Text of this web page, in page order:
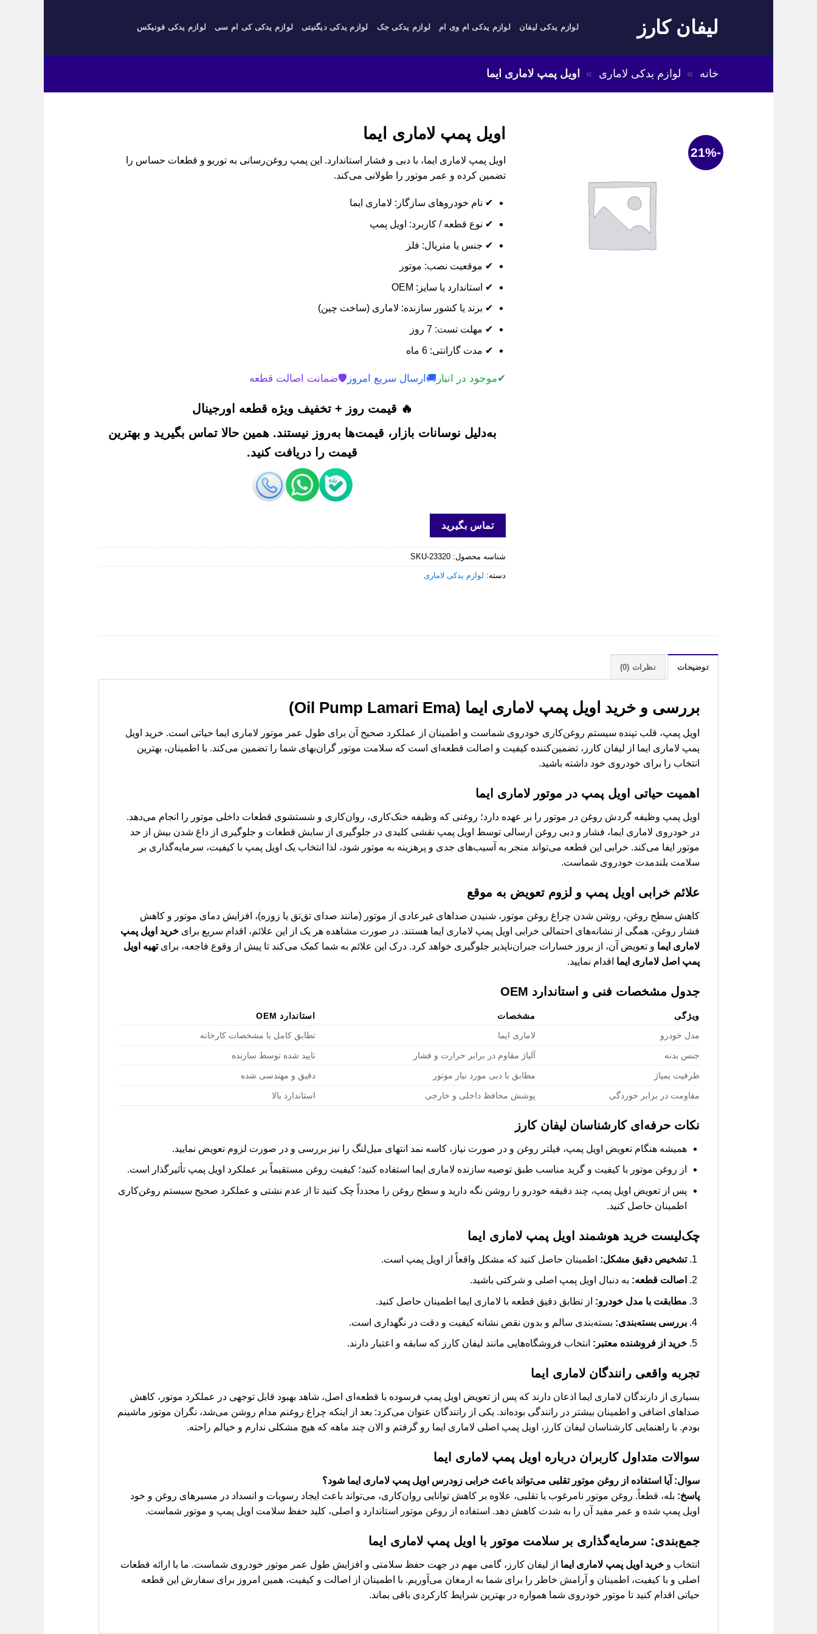
لیفان کارز لوازم یدکی لیفان لوازم یدکی ام وی ام لوازم یدکی جک لوازم یدکی دیگنیتی لوازم یدکی کی ام سی لوازم یدکی فونیکس
خانه » لوازم یدکی لاماری » اویل پمپ لاماری ایما
-21%
اویل پمپ لاماری ایما
اویل پمپ لاماری ایما، با دبی و فشار استاندارد. این پمپ روغن‌رسانی به توربو و قطعات حساس را
تضمین کرده و عمر موتور را طولانی می‌کند.
✔ نام خودروهای سازگار: لاماری ایما
✔ نوع قطعه / کاربرد: اویل پمپ
✔ جنس یا متریال: فلز
✔ موقعیت نصب: موتور
✔ استاندارد یا سایز: OEM
✔ برند یا کشور سازنده: لاماری (ساخت چین)
✔ مهلت تست: 7 روز
✔ مدت گارانتی: 6 ماه
✔موجود در انبار 🚚 ارسال سریع امروز 🛡️ضمانت اصالت قطعه
🔥 قیمت روز + تخفیف ویژه قطعه اورجینال
به‌دلیل نوسانات بازار، قیمت‌ها به‌روز نیستند. همین حالا تماس بگیرید و بهترین
قیمت را دریافت کنید.
تماس بگیرید
شناسه محصول: SKU-23320
دسته: لوازم یدکی لاماری
توضیحات نظرات (0)
بررسی و خرید اویل پمپ لاماری ایما (Oil Pump Lamari Ema)
اویل پمپ، قلب تپنده سیستم روغن‌کاری خودروی شماست و اطمینان از عملکرد صحیح آن برای طول عمر موتور لاماری ایما حیاتی است. خرید اویل
پمپ لاماری ایما از لیفان کارز، تضمین‌کننده کیفیت و اصالت قطعه‌ای است که سلامت موتور گران‌بهای شما را تضمین می‌کند. با اطمینان، بهترین
انتخاب را برای خودروی خود داشته باشید.
اهمیت حیاتی اویل پمپ در موتور لاماری ایما
اویل پمپ وظیفه گردش روغن در موتور را بر عهده دارد؛ روغنی که وظیفه خنک‌کاری، روان‌کاری و شستشوی قطعات داخلی موتور را انجام می‌دهد.
در خودروی لاماری ایما، فشار و دبی روغن ارسالی توسط اویل پمپ نقشی کلیدی در جلوگیری از سایش قطعات و جلوگیری از داغ شدن بیش از حد
موتور ایفا می‌کند. خرابی این قطعه می‌تواند منجر به آسیب‌های جدی و پرهزینه به موتور شود، لذا انتخاب یک اویل پمپ با کیفیت، سرمایه‌گذاری بر
سلامت بلندمدت خودروی شماست.
علائم خرابی اویل پمپ و لزوم تعویض به موقع
کاهش سطح روغن، روشن شدن چراغ روغن موتور، شنیدن صداهای غیرعادی از موتور (مانند صدای تق‌تق یا زوزه)، افزایش دمای موتور و کاهش
فشار روغن، همگی از نشانه‌های احتمالی خرابی اویل پمپ لاماری ایما هستند. در صورت مشاهده هر یک از این علائم، اقدام سریع برای خرید اویل پمپ
لاماری ایما و تعویض آن، از بروز خسارات جبران‌ناپذیر جلوگیری خواهد کرد. درک این علائم به شما کمک می‌کند تا پیش از وقوع فاجعه، برایتهیه اویل
پمپ اصل لاماری ایما اقدام نمایید.
جدول مشخصات فنی و استاندارد OEM
ویژگی مشخصات
استاندارد OEM
مدل خودرو
لاماری ایما تطابق کامل با مشخصات کارخانه
جنس بدنه آلیاژ مقاوم در برابر حرارت و فشار تایید شده توسط سازنده
ظرفیت پمپاژ مطابق با دبی مورد نیاز موتور دقیق و مهندسی شده
مقاومت در برابر خوردگی پوشش محافظ داخلی و خارجی استاندارد بالا
نکات حرفه‌ای کارشناسان لیفان کارز
همیشه هنگام تعویض اویل پمپ، فیلتر روغن و در صورت نیاز، کاسه نمد انتهای میل‌لنگ را نیز بررسی و در صورت لزوم تعویض نمایید.
از روغن موتور با کیفیت و گرید مناسب طبق توصیه سازنده لاماری ایما استفاده کنید؛ کیفیت روغن مستقیماً بر عملکرد اویل پمپ تأثیرگذار است.
پس از تعویض اویل پمپ، چند دقیقه خودرو را روشن نگه دارید و سطح روغن را مجدداً چک کنید تا از عدم نشتی و عملکرد صحیح سیستم روغن‌کاری
اطمینان حاصل کنید.
چک‌لیست خرید هوشمند اویل پمپ لاماری ایما
تشخیص دقیق مشکل: اطمینان حاصل کنید که مشکل واقعاً از اویل پمپ است.
اصالت قطعه: به دنبال اویل پمپ اصلی و شرکتی باشید.
مطابقت با مدل خودرو: از تطابق دقیق قطعه با لاماری ایما اطمینان حاصل کنید.
بررسی بسته‌بندی: بسته‌بندی سالم و بدون نقص نشانه کیفیت و دقت در نگهداری است.
خرید از فروشنده معتبر: انتخاب فروشگاه‌هایی مانند لیفان کارز که سابقه و اعتبار دارند.
تجربه واقعی رانندگان لاماری ایما
بسیاری از دارندگان لاماری ایما اذعان دارند که پس از تعویض اویل پمپ فرسوده با قطعه‌ای اصل، شاهد بهبود قابل توجهی در عملکرد موتور، کاهش
صداهای اضافی و اطمینان بیشتر در رانندگی بوده‌اند. یکی از رانندگان عنوان می‌کرد: بعد از اینکه چراغ روغنم مدام روشن می‌شد، نگران موتور ماشینم
بودم. با راهنمایی کارشناسان لیفان کارز، اویل پمپ اصلی لاماری ایما رو گرفتم و الان چند ماهه که هیچ مشکلی ندارم و خیالم راحته.
سوالات متداول کاربران درباره اویل پمپ لاماری ایما
سوال: آیا استفاده از روغن موتور تقلبی می‌تواند باعث خرابی زودرس اویل پمپ لاماری ایما شود؟
پاسخ: بله، قطعاً. روغن موتور نامرغوب یا تقلبی، علاوه بر کاهش توانایی روان‌کاری، می‌تواند باعث ایجاد رسوبات و انسداد در مسیرهای روغن و خود
اویل پمپ شده و عمر مفید آن را به شدت کاهش دهد. استفاده از روغن موتور استاندارد و اصلی، کلید حفظ سلامت اویل پمپ و موتور شماست.
جمع‌بندی: سرمایه‌گذاری بر سلامت موتور با اویل پمپ لاماری ایما
انتخاب و خرید اویل پمپ لاماری ایما از لیفان کارز، گامی مهم در جهت حفظ سلامتی و افزایش طول عمر موتور خودروی شماست. ما با ارائه قطعات
اصلی و با کیفیت، اطمینان و آرامش خاطر را برای شما به ارمغان می‌آوریم. با اطمینان از اصالت و کیفیت، همین امروز برای سفارش این قطعه
حیاتی اقدام کنید تا موتور خودروی شما همواره در بهترین شرایط کارکردی باقی بماند.